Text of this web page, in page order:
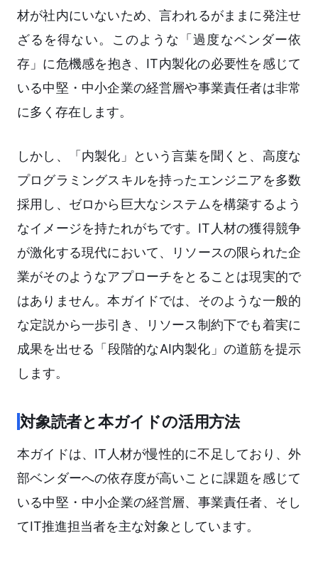
材が社内にいないため、言われるがままに発注せ
ざるを得ない。このような「過度なベンダー依
存」に危機感を抱き、IT内製化の必要性を感じて
いる中堅・中小企業の経営層や事業責任者は非常
に多く存在します。
しかし、「内製化」という言葉を聞くと、高度な
プログラミングスキルを持ったエンジニアを多数
採用し、ゼロから巨大なシステムを構築するよう
なイメージを持たれがちです。IT人材の獲得競争
が激化する現代において、リソースの限られた企
業がそのようなアプローチをとることは現実的で
はありません。本ガイドでは、そのような一般的
な定説から一歩引き、リソース制約下でも着実に
成果を出せる「段階的なAI内製化」の道筋を提示
します。
対象読者と本ガイドの活用方法
本ガイドは、IT人材が慢性的に不足しており、外
部ベンダーへの依存度が高いことに課題を感じて
いる中堅・中小企業の経営層、事業責任者、そし
てIT推進担当者を主な対象としています。